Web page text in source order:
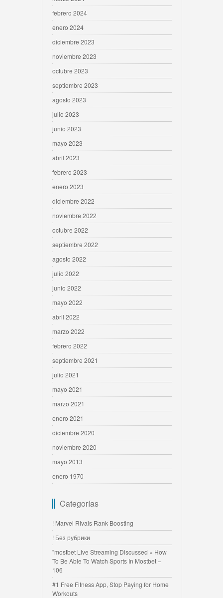
febrero 2024
enero 2024
diciembre 2023
noviembre 2023
octubre 2023
septiembre 2023
agosto 2023
julio 2023
junio 2023
mayo 2023
abril 2023
febrero 2023
enero 2023
diciembre 2022
noviembre 2022
octubre 2022
septiembre 2022
agosto 2022
julio 2022
junio 2022
mayo 2022
abril 2022
marzo 2022
febrero 2022
septiembre 2021
julio 2021
mayo 2021
marzo 2021
enero 2021
diciembre 2020
noviembre 2020
mayo 2013
enero 1970
Categorías
! Marvel Rivals Rank Boosting
! Без рубрики
"mostbet Live Streaming Discussed » How
To Be Able To Watch Sports In Mostbet –
106
#1 Free Fitness App, Stop Paying for Home
Workouts